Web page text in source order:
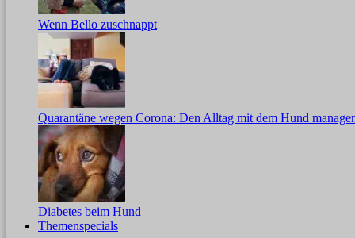
Wenn Bello zuschnappt
Quarantäne wegen Corona: Den Alltag mit dem Hund
Diabetes beim Hund
Themenspecials